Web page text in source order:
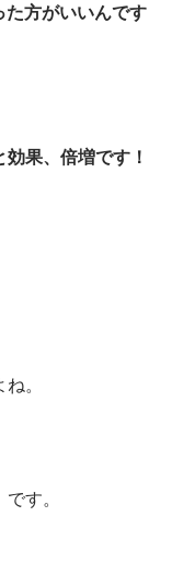
た方がいいんです
果、倍増です！
。
す。